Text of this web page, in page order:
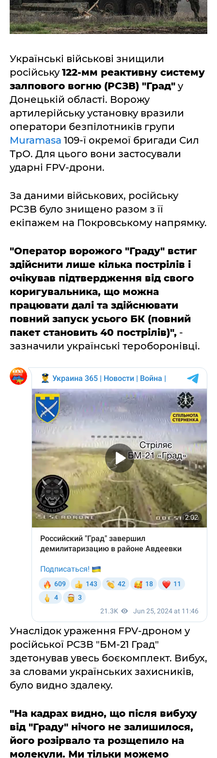
Українські військові знищили
російську122-мм реактивну систему
залпового вогню (РСЗВ) "Град" у
Донецькій області. Ворожу
артилерійську установку вразили
оператори безпілотників групи
Muramasa 109-ї окремої бригади Сил
ТрО. Для цього вони застосували
ударні FPV-дрони.
За даними військових, російську
РСЗВ було знищено разом з її
екіпажем на Покровському напрямку.
"Оператор ворожого "Граду" встиг
здійснити лише кілька пострілів і
очікував підтвердження від свого
коригувальника, що можна
працювати далі та здійснювати
повний запуск усього БК (повний
пакет становить 40 пострілів)", -
зазначили українські тероборонівці.
Унаслідок ураження FPV-дроном у
російської РСЗВ "БМ-21 Град"
здетонував увесь боєкомплект. Вибух,
за словами українських захисників,
було видно здалеку.
"На кадрах видно, що після вибуху
від "Граду" нічого не залишилося,
його розірвало та розщепило на
молекули. Ми тільки можемо